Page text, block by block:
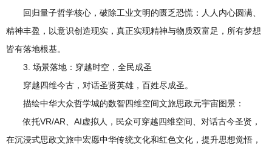
回归量子哲学核心，破除工业文明的匮乏恐慌：人人内心圆满、
精神丰盈，以意识创造现实，真正实现精神与物质双富足，所有梦想
皆有落地根基。
3. 场景落地：穿越时空，全民成圣
穿越四维今古，对话圣贤英雄，百姓尽成圣。
描绘中华大众哲学城的数智四维空间文旅思政元宇宙图景：
依托VR/AR、AI虚拟人，民众可穿越四维空间、对话古今圣贤，
在沉浸式思政文旅中宏愿中华传统文化和红色文化，提升思想觉悟，